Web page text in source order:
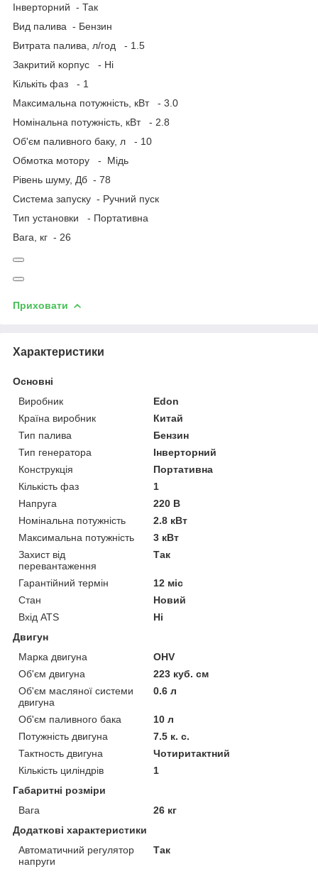
Інверторний - Так
Вид палива - Бензин
Витрата палива, л/год - 1.5
Закритий корпус - Ні
Кількіть фаз - 1
Максимальна потужність, кВт - 3.0
Номінальна потужність, кВт - 2.8
Об'єм паливного баку, л - 10
Обмотка мотору - Мідь
Рівень шуму, Дб - 78
Система запуску - Ручний пуск
Тип установки - Портативна
Вага, кг - 26
Приховати
Характеристики
Основні
Виробник
Edon
Країна виробник
Китай
Тип палива
Бензин
Тип генератора
Інверторний
Конструкція
Портативна
Кількість фаз
1
Напруга
220 В
Номінальна потужність
2.8 кВт
Максимальна потужність
3 кВт
Захист від
перевантаження
Так
Гарантійний термін
12 міс
Стан
Новий
Вхід ATS
Ні
Двигун
Марка двигуна
OHV
Об'єм двигуна
223 куб. см
Об'єм масляної системи
двигуна
0.6 л
Об'єм паливного бака
10 л
Потужність двигуна
7.5 к. с.
Тактность двигуна
Чотиритактний
Кількість циліндрів
1
Габаритні розміри
Вага
26 кг
Додаткові характеристики
Автоматичний регулятор
напруги
Так